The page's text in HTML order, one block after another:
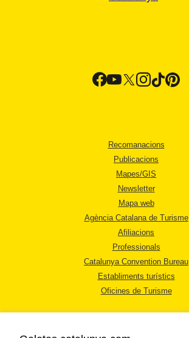
Recomanacions
Publicacions
Mapes/GIS
Newsletter
Mapa web
Agència Catalana de Turisme
Afiliacions
Professionals
Catalunya Convention Bureau
Establiments turístics
Oficines de Turisme